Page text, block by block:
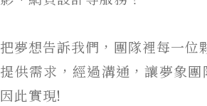
把夢想告訴我們，團隊裡每一位
提供需求，經過溝通，讓夢象
因此實現!